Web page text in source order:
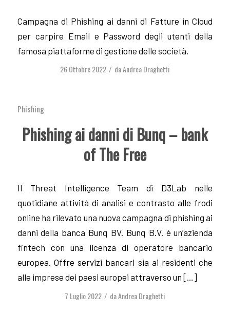
Campagna di Phishing ai danni di Fatture in Cloud
per carpire Email e Password degli utenti della
famosa piattaforme di gestione delle società.
26 Ottobre 2022 / daAndrea Draghetti
Phishing
Phishing ai danni di Bunq – bank
of The Free
Il Threat Intelligence Team di D3Lab nelle
quotidiane attività di analisi e contrasto alle frodi
online ha rilevato una nuova campagna di phishing ai
danni della banca Bunq BV. Bunq B.V. è un’azienda
fintech con una licenza di operatore bancario
europea. Offre servizi bancari sia ai residenti che
alle imprese dei paesi europei attraverso un […]
7 Luglio 2022 / daAndrea Draghetti